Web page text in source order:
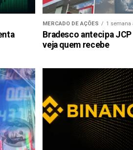
MERCADO DE AÇÕES 1 semana
Bradesco antecipa JCP
veja quem recebe